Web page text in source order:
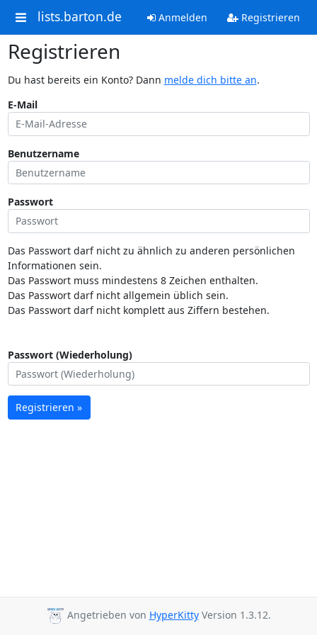
lists.barton.de Anmelden Registrieren
Registrieren
Du hast bereits ein Konto? Dann melde dich bitte an.
E-Mail
Benutzername
Passwort
Das Passwort darf nicht zu ähnlich zu anderen persönlichen
Informationen sein.
Das Passwort muss mindestens 8 Zeichen enthalten.
Das Passwort darf nicht allgemein üblich sein.
Das Passwort darf nicht komplett aus Ziffern bestehen.
Passwort (Wiederholung)
Registrieren »
Angetrieben von HyperKittyVersion 1.3.12.